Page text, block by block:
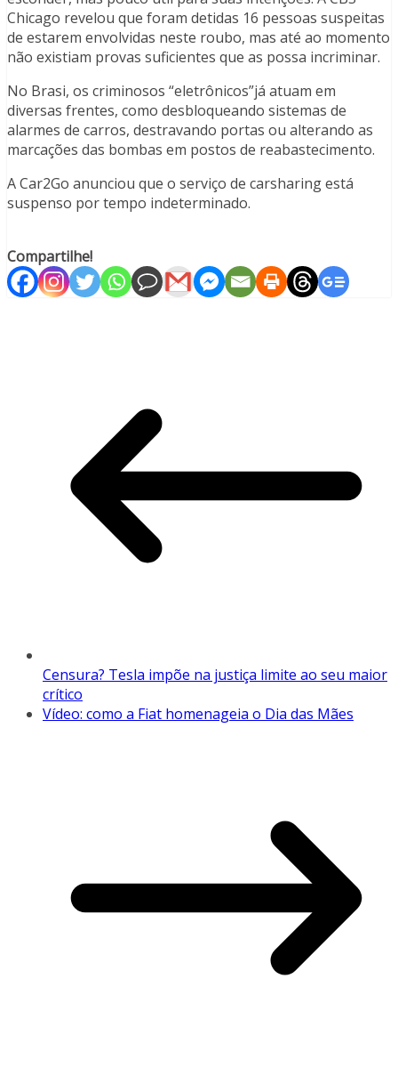
Chicago revelou que foram detidas 16 pessoas suspeitas
de estarem envolvidas neste roubo, mas até ao momento
não existiam provas suficientes que as possa incriminar.
No Brasi, os criminosos “eletrônicos”já atuam em
diversas frentes, como desbloqueando sistemas de
alarmes de carros, destravando portas ou alterando as
marcações das bombas em postos de reabastecimento.
A Car2Go anunciou que o serviço de carsharing está
suspenso por tempo indeterminado.
Compartilhe!
Censura? Tesla impõe na justiça limite ao seu maior
crítico
Vídeo: como a Fiat homenageia o Dia das Mães